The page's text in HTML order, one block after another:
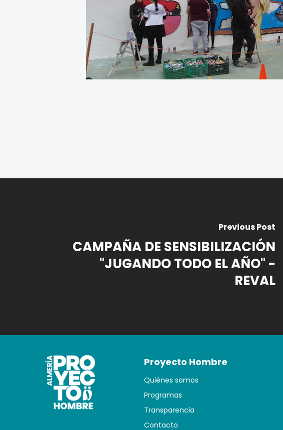
Previous Post
CAMPAÑA DE SENSIBILIZACIÓN
"JUGANDO TODO EL AÑO" -
REVAL
Proyecto Hombre
Quiénes somos
Programas
Transparencia
Contacto